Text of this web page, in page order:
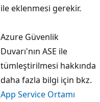
ile eklenmesi gerekir.
Azure Güvenlik
Duvarı'nın ASE ile
tümleştirilmesi hakkında
daha fazla bilgi için bkz.
App Service Ortamı